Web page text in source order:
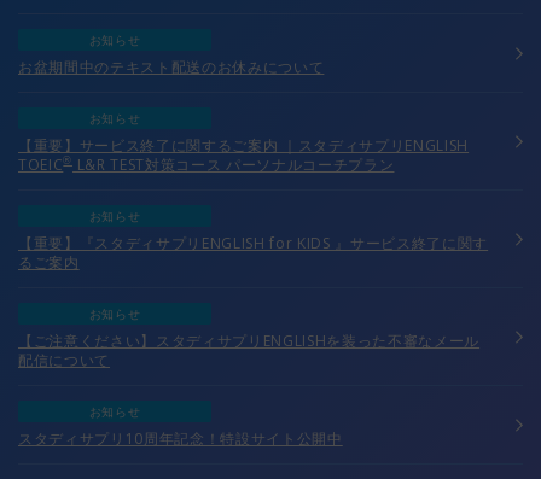
お知らせ
お盆期間中のテキスト配送のお休みについて
お知らせ
【重要】サービス終了に関するご案内 ｜スタディサプリENGLISH
TOEIC® L&R TEST対策コース パーソナルコーチプラン
お知らせ
【重要】『スタディサプリENGLISH for KIDS 』サービス終了に関す
るご案内
お知らせ
【ご注意ください】スタディサプリENGLISHを装った不審なメール
配信について
お知らせ
スタディサプリ10周年記念！特設サイト公開中